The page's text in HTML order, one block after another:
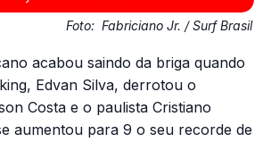
Foto: Fabriciano Jr. / Surf Brasil
acabou saindo da briga quando
Edvan Silva, derrotou o
Costa e o paulista Cristiano
aumentou para 9 o seu recorde de